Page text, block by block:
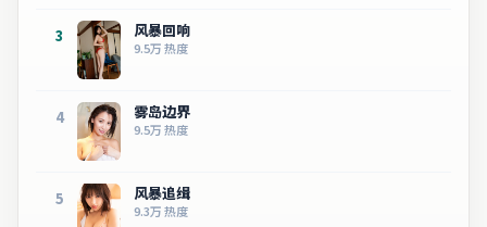
3 风暴回响
9.5万热度
4 雾岛边界
9.5万热度
5 风暴追缉
9.3万热度